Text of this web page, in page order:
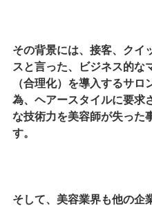
その背景には、接客、クイ
スと言った、ビジネス的な
（合理化）を導入するサロ
為、ヘアースタイルに要求
な技術力を美容師が失った
す。
そして、美容業界も他の企